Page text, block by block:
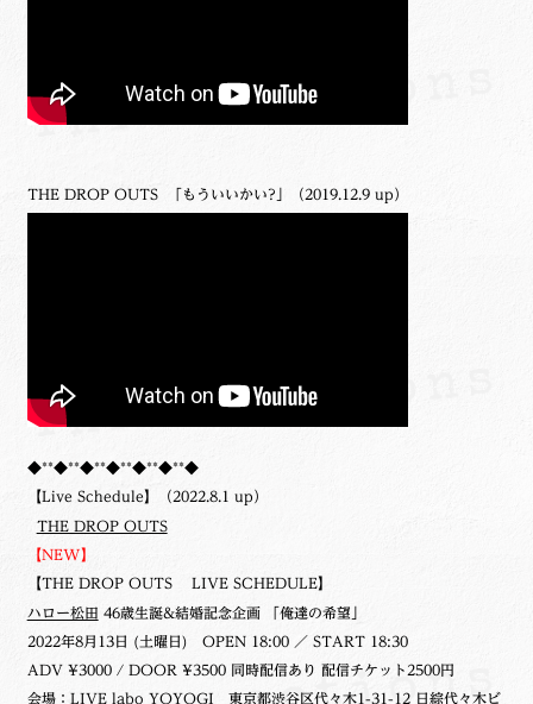
THE DROP OUTS 「もういいかい?」（2019.12.9 up）
◆**◆**◆**◆**◆**◆**◆
【Live Schedule】（2022.8.1 up）
THE DROP OUTS
【NEW】
【THE DROP OUTS LIVE SCHEDULE】
ハロー松田 46歳生誕&結婚記念企画 「俺達の希望」
2022年8月13日 (土曜日) OPEN 18:00 ／ START 18:30
ADV ¥3000 / DOOR ¥3500 同時配信あり 配信チケット2500円
会場： LIVE labo YOYOGI
東京都渋谷区代々木1-31-12 日綜代々木ビ